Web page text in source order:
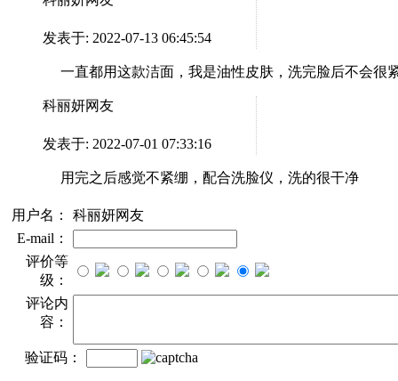
发表于: 2022-07-13 06:45:54
一直都用这款洁面，我是油性皮肤，洗完脸后不会很
科丽妍网友
发表于: 2022-07-01 07:33:16
用完之后感觉不紧绷，配合洗脸仪，洗的很干净
用户名：
科丽妍网友
E-mail：
评价等
级：
评论内
容：
验证码：